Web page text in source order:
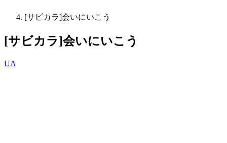
[サビカラ]会いにいこう
[サビカラ]会いにいこう
UA